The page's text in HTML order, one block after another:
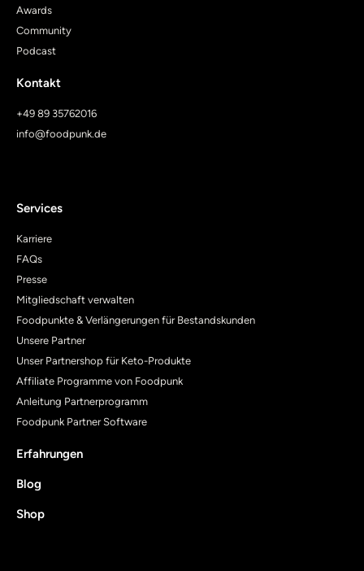
Awards
Community
Podcast
Kontakt
+49 89 35762016
info@foodpunk.de
Services
Karriere
FAQs
Presse
Mitgliedschaft verwalten
Foodpunkte & Verlängerungen für Bestandskunden
Unsere Partner
Unser Partnershop für Keto-Produkte
Affiliate Programme von Foodpunk
Anleitung Partnerprogramm
Foodpunk Partner Software
Erfahrungen
Blog
Shop